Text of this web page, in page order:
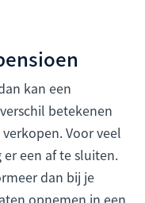
kan een
betekenen
Voor veel
een af te sluiten.
dan bij je